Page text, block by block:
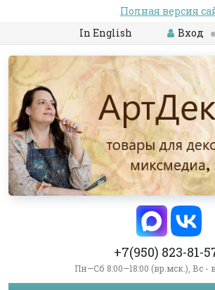
Полная версия
In English
Вход
+7(950) 823-81-
Пн—Сб 8:00—18:00 (вр.мск.), Вс